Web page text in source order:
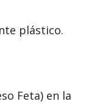
plástico.
Feta) en la